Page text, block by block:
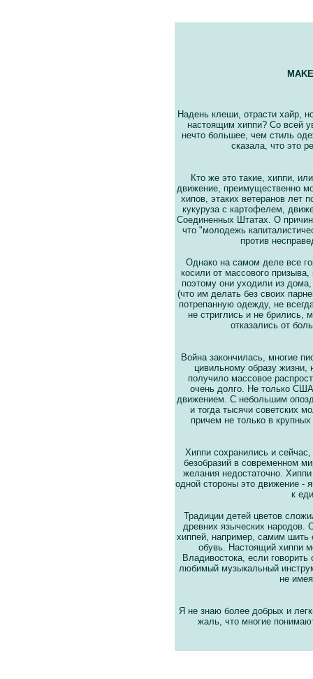
Надень клеши, отрасти хайр,
настоящим хиппи? Со всей
нечто большее, чем стиль
сказала, что это
Кто же это такие, хиппи,
движение, преимущественно
хипов, этаких ветеранов лет
кукуруза с картофелем,
Соединенных Штатах. О
что "молодежь
против
Однако на самом деле все
косили от массового
поэтому они уходили из
(что им делать без своих
потрепанную одежду, не
не стриглись и не брились,
отказались от
Война закончилась, многие
цивильному образу
получило массовое
очень долго. Не только
движением. С небольшим
и тогда тысячи советских
причем не только в
Хиппи сохранились и
безобразий в современном
желания недостаточно.
одной стороны это движение -
к
Традиции детей цветов
древних языческих народов.
хиппей, например, самим шить
обувь. Настоящий хиппи
Владивостока, если
любимый музыкальный
не
Я не знаю более добрых и
жаль, что многие